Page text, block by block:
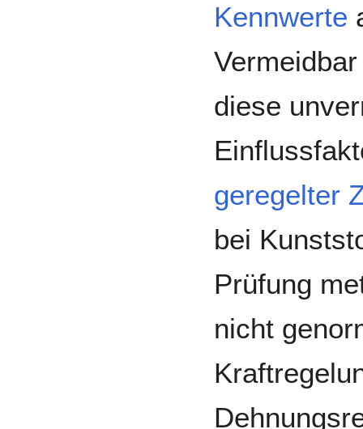
Kennwerte
diese
geregelter
bei
Prüfung
nicht